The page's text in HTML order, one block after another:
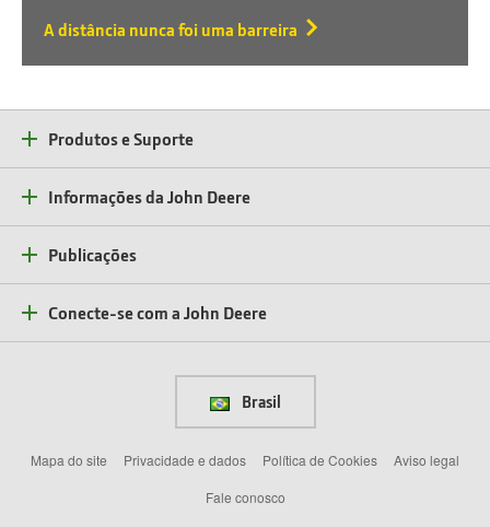
A distância nunca foi uma barreira
Produtos e Suporte
Informações da John Deere
Publicações
Conecte-se com a John Deere
Brasil
Mapa do site Privacidade e dados Política de Cookies
Aviso legal
Fale conosco